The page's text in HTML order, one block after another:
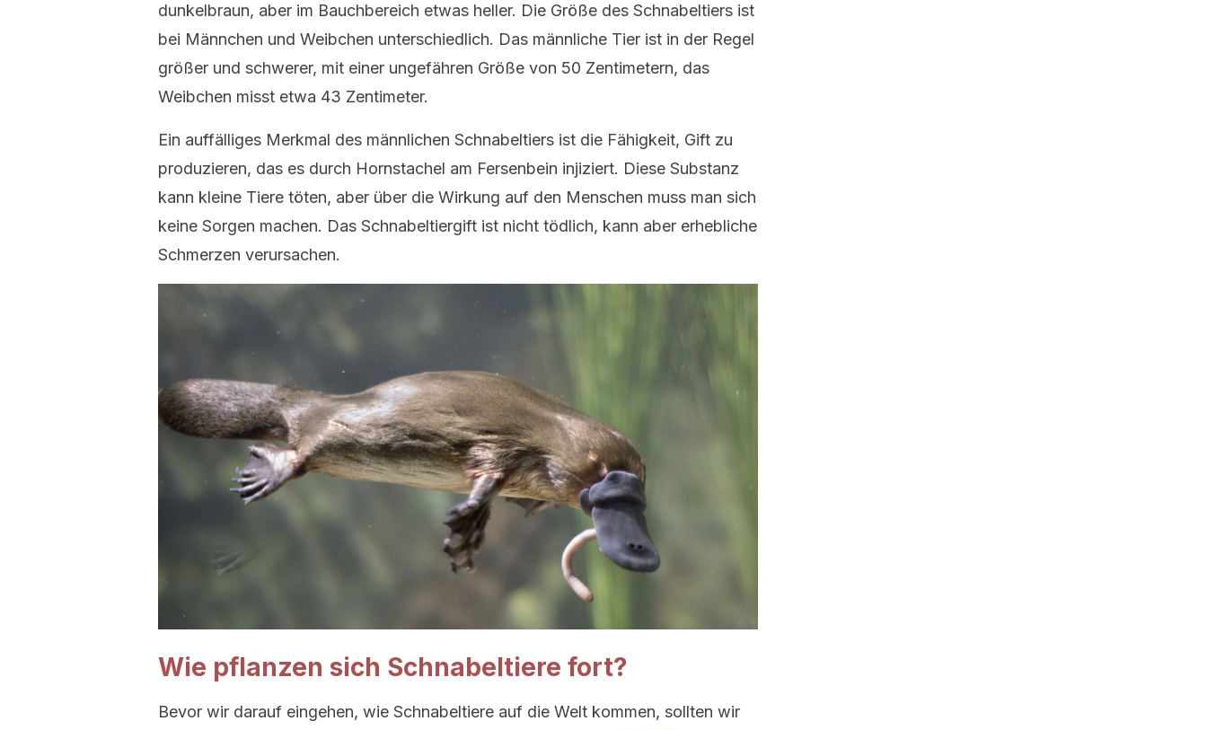
dunkelbraun, aber im Bauchbereich etwas heller. Die Größe des Schnabeltiers ist
bei Männchen und Weibchen unterschiedlich. Das männliche Tier ist in der Regel
größer und schwerer, mit einer ungefähren Größe von 50 Zentimetern, das
Weibchen misst etwa 43 Zentimeter.
Ein auffälliges Merkmal des männlichen Schnabeltiers ist die Fähigkeit, Gift zu
produzieren, das es durch Hornstachel am Fersenbein injiziert. Diese Substanz
kann kleine Tiere töten, aber über die Wirkung auf den Menschen muss man sich
keine Sorgen machen. Das Schnabeltiergift ist nicht tödlich, kann aber erhebliche
Schmerzen verursachen.
Wie pflanzen sich Schnabeltiere fort?
Bevor wir darauf eingehen, wie Schnabeltiere auf die Welt kommen, sollten wir